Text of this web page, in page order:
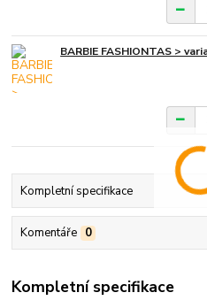
BARBIE FASHIONTAS >
Kompletní specifikace
Komentáře 0
Kompletní specifikace